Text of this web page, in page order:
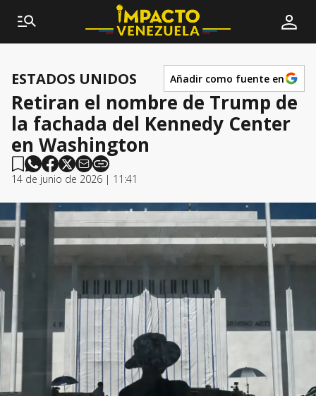
ESTADOS UNIDOS Añadir como fuente en
Retiran el nombre de Trump de
la fachada del Kennedy Center
en Washington
14 de junio de 2026 | 11:41